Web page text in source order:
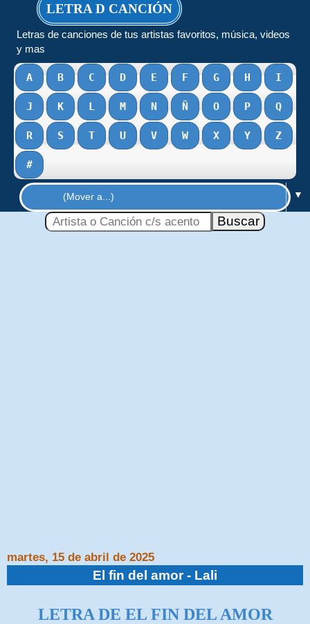
LETRA D CANCIÓN
Letras de canciones de tus artistas favoritos, música, videos
y mas
A B C D E F G H I
J K L M N Ñ O P Q
R S T U V W X Y Z
#
▼
martes, 15 de abril de 2025
El fin del amor - Lali
LETRA DE EL FIN DEL AMOR